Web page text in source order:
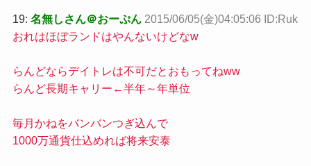
19: 名無しさん＠おーぷん 2015/06/05(金)04:05:06 ID:Ruk
おれはほぼランドはやんないけどなw
らんどならデイトレは不可だとおもってねww
らんど長期キャリー←半年～年単位
毎月かねをバンバンつぎ込んで
1000万通貨仕込めれば将来安泰